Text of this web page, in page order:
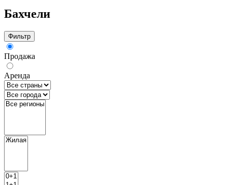
Бахчели
Фильтр
Продажа
Аренда